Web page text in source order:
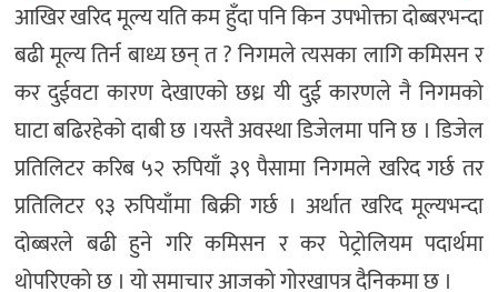
आखिर खरिद मूल्य यति कम हुँदा पनि किन उपभोक्ता दोब्बरभन्दा
बढी मूल्य तिर्न बाध्य छन् त ? निगमले त्यसका लागि कमिसन र
कर दुईवटा कारण देखाएको छध्र यी दुई कारणले नै निगमको
घाटा बढिरहेको दाबी छ ।यस्तै अवस्था डिजेलमा पनि छ । डिजेल
प्रतिलिटर करिब ५२ रुपियाँ ३९ पैसामा निगमले खरिद गर्छ तर
प्रतिलिटर ९३ रुपियाँमा बिक्री गर्छ । अर्थात खरिद मूल्यभन्दा
दोब्बरले बढी हुने गरि कमिसन र कर पेट्रोलियम पदार्थमा
थोपरिएको छ । यो समाचार आजको गोरखापत्र दैनिकमा छ ।